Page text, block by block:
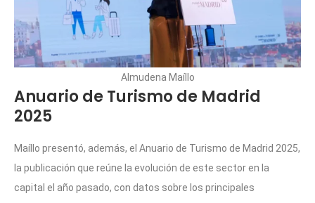
Almudena Maíllo
Anuario de Turismo de Madrid
2025
Maíllo presentó, además, el Anuario de Turismo de Madrid 2025,
la publicación que reúne la evolución de este sector en la
capital el año pasado, con datos sobre los principales